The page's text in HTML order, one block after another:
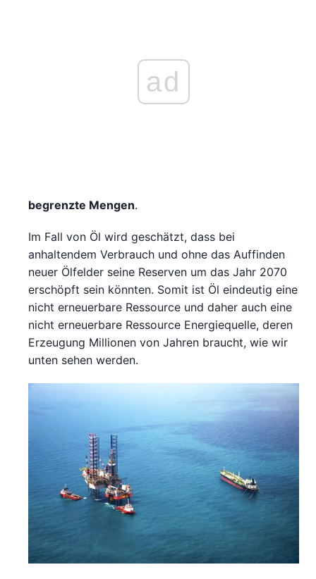
ad
begrenzte Mengen.
Im Fall von Öl wird geschätzt, dass bei
anhaltendem Verbrauch und ohne das Auffinden
neuer Ölfelder seine Reserven um das Jahr 2070
erschöpft sein könnten. Somit ist Öl eindeutig eine
nicht erneuerbare Ressource und daher auch eine
nicht erneuerbare Ressource Energiequelle, deren
Erzeugung Millionen von Jahren braucht, wie wir
unten sehen werden.